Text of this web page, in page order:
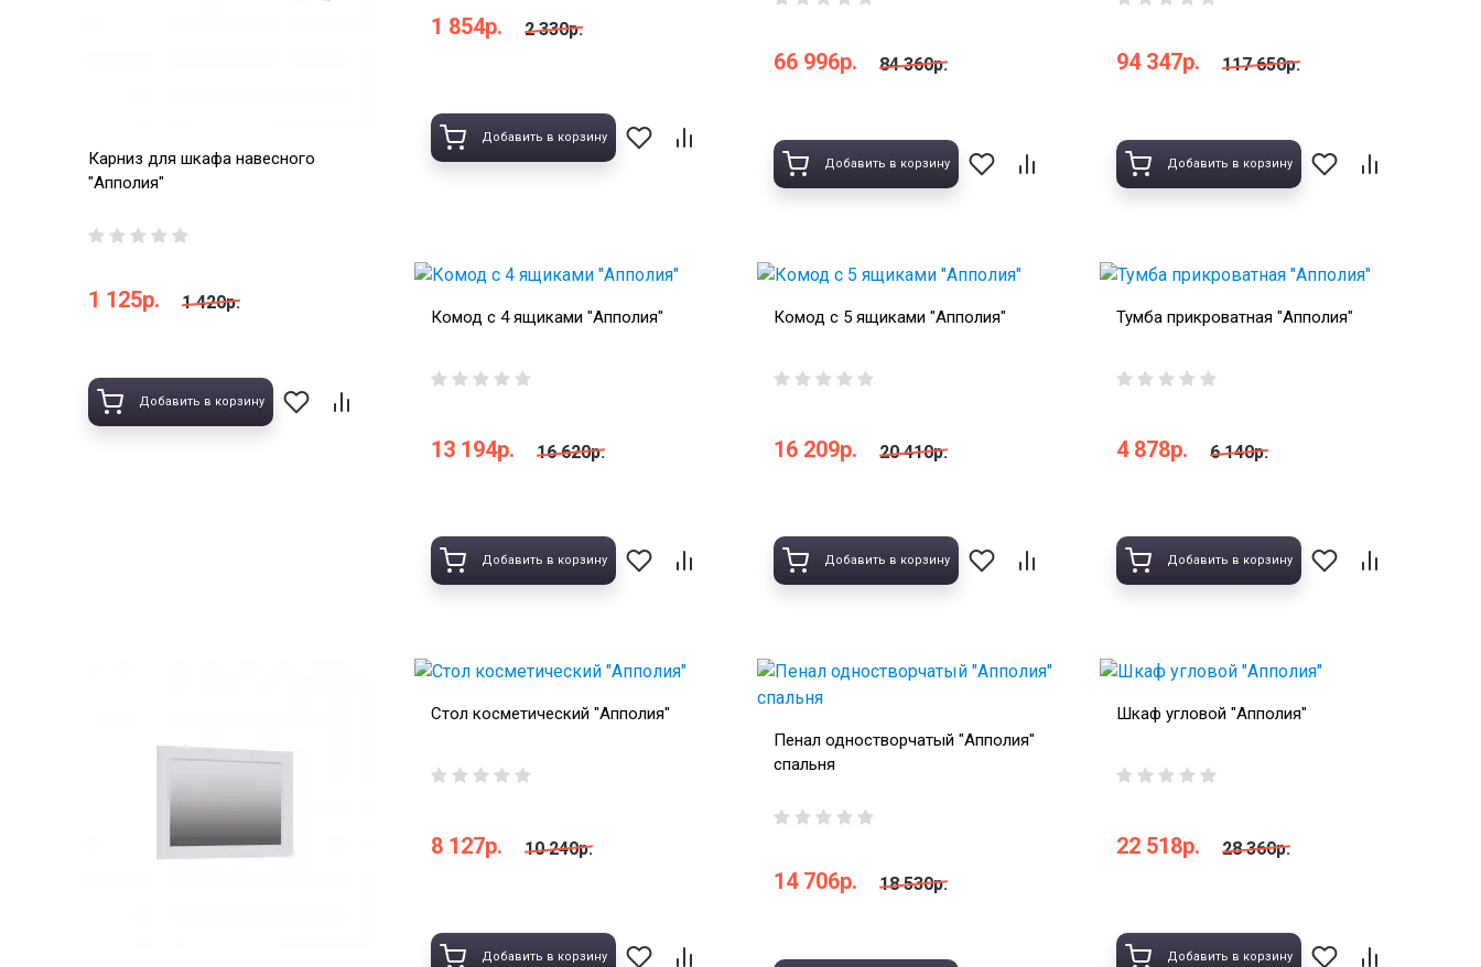
Карниз для шкафа навесного
"Апполия"
1 125р. 1 420р.
Добавить в корзину
1 854р. 2 330р.
Добавить в корзину
66 996р. 84 360р.
Добавить в корзину
94 347р. 117 650р.
Добавить в корзину
Комод с 4 ящиками "Апполия"
13 194р. 16 620р.
Добавить в корзину
Комод с 5 ящиками "Апполия"
16 209р. 20 410р.
Добавить в корзину
Тумба прикроватная "Апполия"
4 878р. 6 140р.
Добавить в корзину
Стол косметический "Апполия"
8 127р. 10 240р.
Добавить в корзину
Пенал одностворчатый "Апполия"
спальня
14 706р. 18 530р.
Шкаф угловой "Апполия"
22 518р. 28 360р.
Добавить в корзину